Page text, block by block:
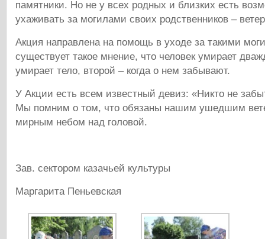
памятники. Но не у всех родных и близких есть
ухаживать за могилами своих родственников –
Акция направлена на помощь в уходе за такими
существует такое мнение, что человек умирает
умирает тело, второй – когда о нем забывают.
У Акции есть всем известный девиз: «Никто не
Мы помним о том, что обязаны нашим ушедшим
мирным небом над головой.
Зав. сектором казачьей культуры
Маргарита Пеньевская